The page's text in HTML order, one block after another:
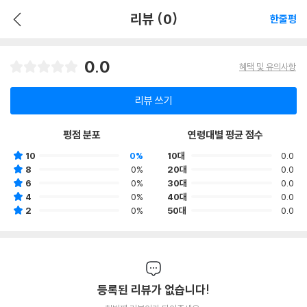
리뷰 (0) 한줄평
0.0 혜택 및 유의사항
리뷰 쓰기
평점 분포
10
0%
8
0%
6
0%
4
0%
2
0%
연령대별 평균 점수
10대
0.0
20대
0.0
30대
0.0
40대
0.0
50대
0.0
등록된 리뷰가 없습니다!